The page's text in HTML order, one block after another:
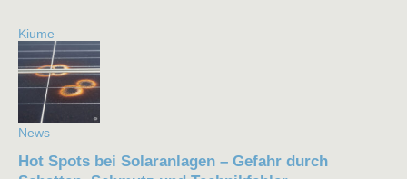
Kiume
News
Hot Spots bei Solaranlagen – Gefahr durch